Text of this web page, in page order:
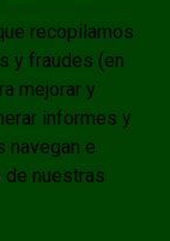
recopilamos
y fraudes (en
mejorar y
informes y
e
de nuestras